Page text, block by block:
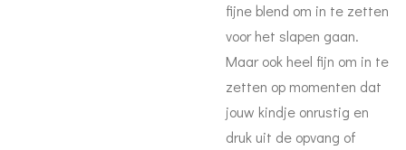
fijne blend om in te zetten
voor het slapen gaan.
Maar ook heel fijn om in te
zetten op momenten dat
jouw kindje onrustig en
druk uit de opvang of